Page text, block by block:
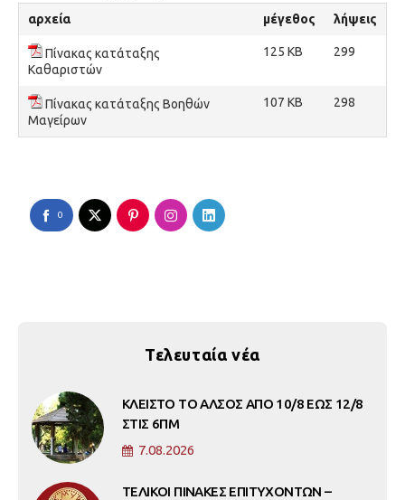
αρχεία μέγεθος λήψεις
Πίνακας κατάταξης
Καθαριστών
125 KB 299
Πίνακας κατάταξης Βοηθών
Μαγείρων
107 KB 298
0
Τελευταία νέα
ΚΛΕΙΣΤΟ ΤΟ ΑΛΣΟΣ ΑΠΟ 10/8 ΕΩΣ 12/8
ΣΤΙΣ 6ΠΜ
7.08.2026
ΤΕΛΙΚΟΙ ΠΙΝΑΚΕΣ ΕΠΙΤΥΧΟΝΤΩΝ –